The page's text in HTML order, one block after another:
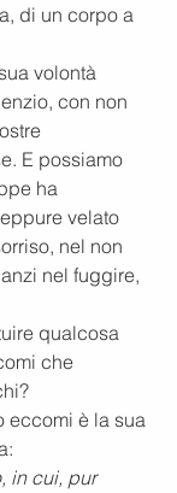
di un corpo a
volontà
con non
E possiamo
ha
velato
nel non
nel fuggire,
qualcosa
che
eccomi è la sua
in cui, pur